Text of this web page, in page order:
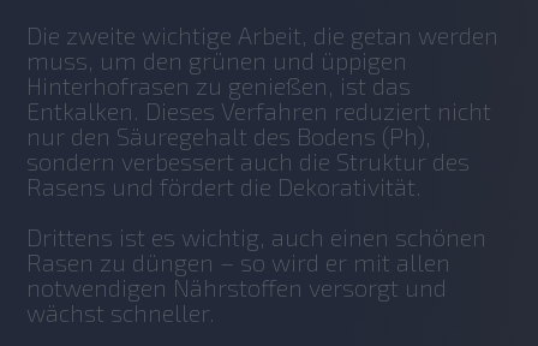
Die zweite wichtige Arbeit, die getan werden
muss, um den grünen und üppigen
Hinterhofrasen zu genießen, ist das
Entkalken. Dieses Verfahren reduziert nicht
nur den Säuregehalt des Bodens (Ph),
sondern verbessert auch die Struktur des
Rasens und fördert die Dekorativität.
Drittens ist es wichtig, auch einen schönen
Rasen zu düngen – so wird er mit allen
notwendigen Nährstoffen versorgt und
wächst schneller.